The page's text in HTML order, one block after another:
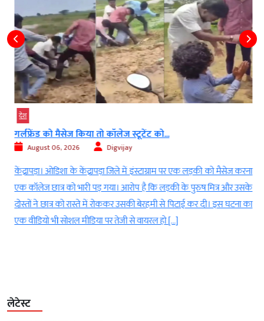
देश
गर्लफ्रेंड को मैसेज किया तो कॉलेज स्टूटेंट को...
August 06, 2026 Digvijay
केंद्रापड़ा। ओडिशा के केंद्रापड़ा जिले में इंस्टाग्राम पर एक लड़की को मैसेज करना
एक कॉलेज छात्र को भारी पड़ गया। आरोप है कि लड़की के पुरुष मित्र और उसके
दोस्तों ने छात्र को रास्ते में रोककर उसकी बेरहमी से पिटाई कर दी। इस घटना का
एक वीडियो भी सोशल मीडिया पर तेजी से वायरल हो […]
लेटेस्ट